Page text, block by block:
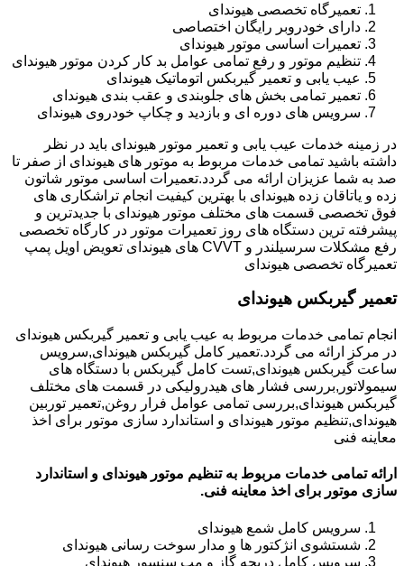
تعمیرگاه تخصصی هیوندای
دارای خودروبر رایگان اختصاصی
تعمیرات اساسی موتور هیوندای
تنظیم موتور و رفع تمامی عوامل بد کار کردن موتور هیوندای
عیب یابی و تعمیر گیربکس اتوماتیک هیوندای
تعمیر تمامی بخش های جلوبندی و عقب بندی هیوندای
سرویس های دوره ای و بازدید و چکاپ خودروی هیوندای
در زمینه خدمات عیب یابی و تعمیر موتور هیوندای باید در نظر
داشته باشید تمامی خدمات مربوط به موتور های هیوندای از صفر تا
صد به شما عزیزان ارائه می گردد.تعمیرات اساسی موتور شاتون
زده و یاتاقان زده هیوندای با بهترین کیفیت انجام تراشکاری های
فوق تخصصی قسمت های مختلف موتور هیوندای با جدیدترین و
پیشرفته ترین دستگاه های روز تعمیرات موتور در کارگاه تخصصی
رفع مشکلات سرسیلندر و CVVT های هیوندای تعویض اویل پمپ
تعمیرگاه تخصصی هیوندای
تعمیر گیربکس هیوندای
انجام تمامی خدمات مربوط به عیب یابی و تعمیر گیربکس هیوندای
در مرکز ارائه می گردد.تعمیر کامل گیربکس هیوندای,سرویس
ساعت گیربکس هیوندای,تست کامل گیربکس با دستگاه های
سیمولاتور,بررسی فشار های هیدرولیکی در قسمت های مختلف
گیربکس هیوندای,بررسی تمامی عوامل فرار روغن,تعمیر توربین
هیوندای,تنظیم موتور هیوندای و استاندارد سازی موتور برای اخذ
معاینه فنی
ارائه تمامی خدمات مربوط به تنظیم موتور هیوندای و استاندارد
سازی موتور برای اخذ معاینه فنی.
سرویس کامل شمع هیوندای
شستشوی انژکتور ها و مدار سوخت رسانی هیوندای
سرویس کامل دریچه گاز و مپ سنسور هیوندای